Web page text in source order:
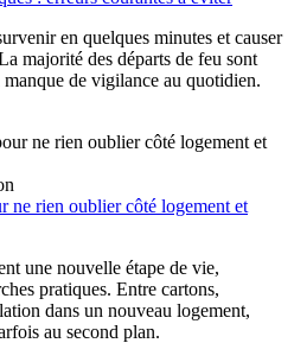
en quelques minutes et causer
majorité des départs de feu sont
de vigilance au quotidien.
ne rien oublier côté logement et
une nouvelle étape de vie,
pratiques. Entre cartons,
dans un nouveau logement,
au second plan.